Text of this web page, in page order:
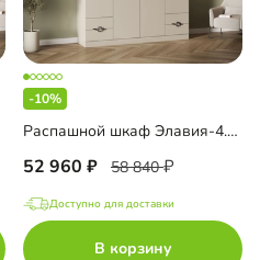
-10%
Распашной шкаф Элавия-4.4 с антресолью
52 960 58 840
Доступно для доставки
В корзину